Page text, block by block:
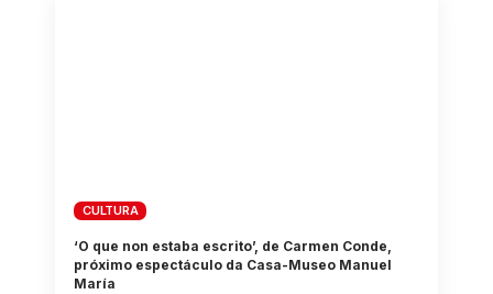
CULTURA
‘O que non estaba escrito’, de Carmen Conde,
próximo espectáculo da Casa-Museo Manuel
María